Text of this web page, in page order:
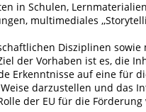
in Schulen,
multimediales
Disziplinen
der Vorhaben ist es, die
Erkenntnisse auf eine für
darzustellen und das
der EU für die Förderung